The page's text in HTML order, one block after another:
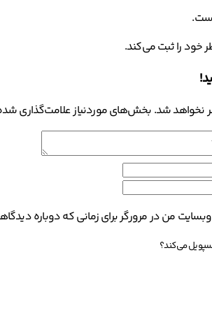
خود را ثبت می‌کند.
نخواهد شد. بخش‌های موردنیاز علامت‌گذاری
وبسایت من در مرورگر برای زمانی که دوباره
می‌کند؟